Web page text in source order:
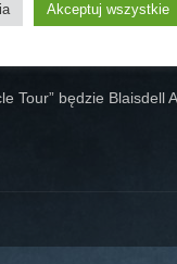
Tour” będzie Blaisdell
Akceptuj wszystkie